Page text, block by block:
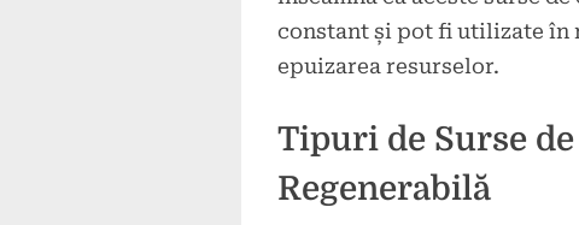
constant și pot fi utilizate în
epuizarea resurselor.
Tipuri de Surse
Regenerabilă